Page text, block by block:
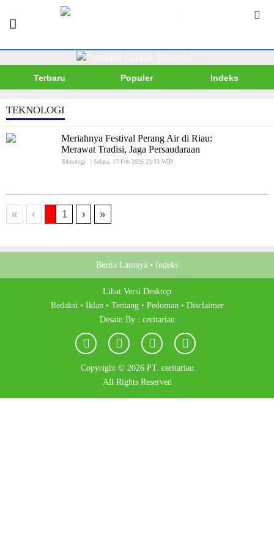
Terbaru Populer Indeks
TEKNOLOGI
Meriahnya Festival Perang Air di Riau:
Merawat Tradisi, Jaga Persaudaraan
Teknologi | Selasa, 17 Feb 2026 23:33 WIB
« ‹ 1 › »
Berita Lainnya • Indeks
Lihat Versi Desktop
Redaksi • Iklan • Tentang • Pedoman • Disclaimer
Desain By : ceritariau
Copyright © 2026 PT. ceritariau
All Rights Reserved